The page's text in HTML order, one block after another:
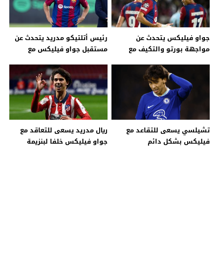
جواو فيليكس يتحدث عن
مواجهة بورتو والتكيف مع
رئيس أتلتيكو مدريد يتحدث عن
مستقبل جواو فيليكس مع
تشيلسي يسعى للتقاعد مع
فيليكس بشكل دائم
ريال مدريد يسعى للتعاقد مع
جواو فيليكس خلفا لبنزيمة